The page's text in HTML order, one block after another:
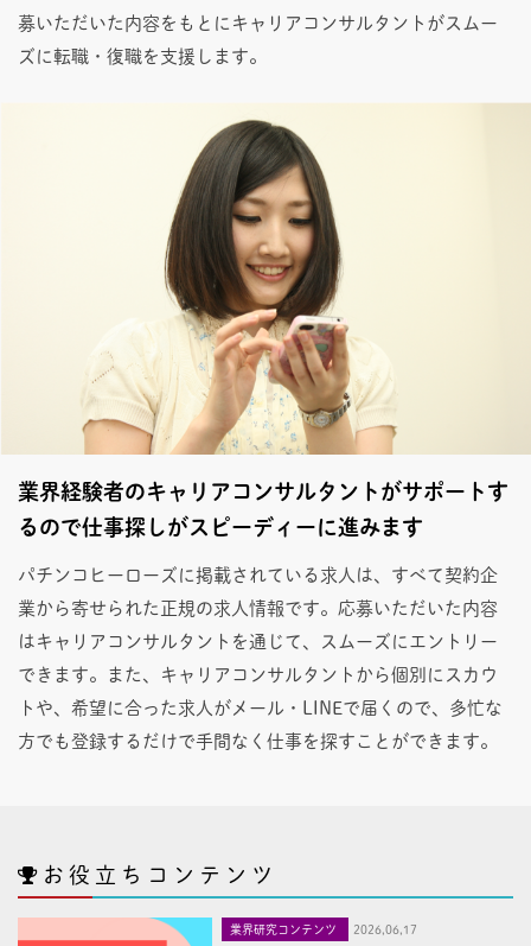
募いただいた内容をもとにキャリアコンサルタントがスムー
ズに転職・復職を支援します。
業界経験者のキャリアコンサルタントがサポートす
るので仕事探しがスピーディーに進みます
パチンコヒーローズに掲載されている求人は、すべて契約企
業から寄せられた正規の求人情報です。応募いただいた内容
はキャリアコンサルタントを通じて、スムーズにエントリー
できます。また、キャリアコンサルタントから個別にスカウ
トや、希望に合った求人がメール・LINEで届くので、多忙な
方でも登録するだけで手間なく仕事を探すことができます。
お役立ちコンテンツ
業界研究コンテンツ 2026,06,17